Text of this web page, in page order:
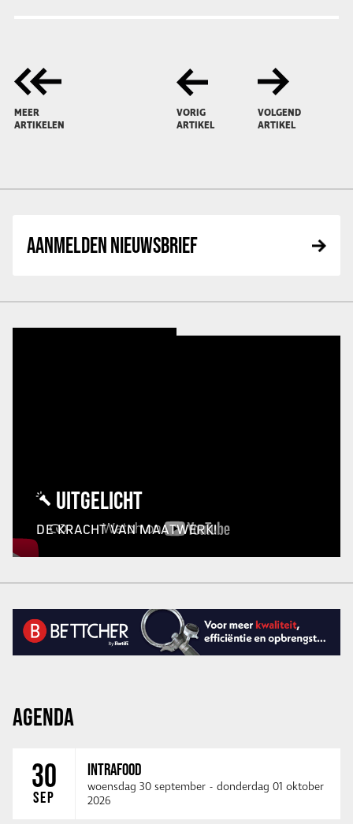
MEER
ARTIKELEN
VORIG
ARTIKEL
VOLGEND
ARTIKEL
AANMELDEN NIEUWSBRIEF
UITGELICHT
DE KRACHT VAN MAATWERK!
AGENDA
30
SEP
INTRAFOOD
woensdag 30 september - donderdag 01 oktober
2026